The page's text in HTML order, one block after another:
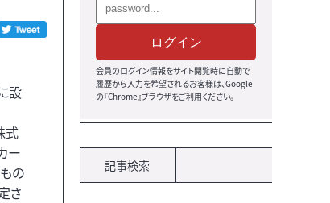
設
式
ー
の
さ
ログイン
会員のログイン情報をサイト閲覧時に自動で
履歴から入力を希望されるお客様は、Google
の『Chrome』ブラウザをご利用ください。
記事検索